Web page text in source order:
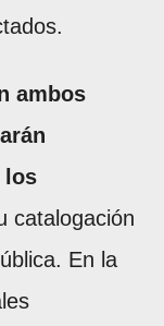
ambos
los
catalogación
En la